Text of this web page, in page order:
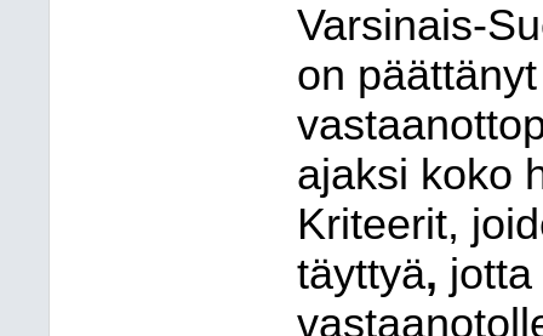
Varsinais-
on
ajaksi koko
Kriteerit,
täyttyä,